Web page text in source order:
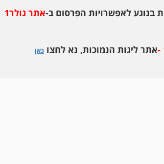
לאפשרויות הפרסום ב-אתר גולר1
אתר ליגות הנמוכות, נא לחצו כאן